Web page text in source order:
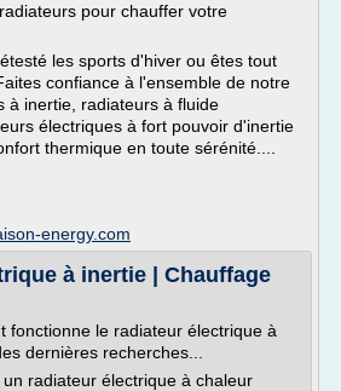
pour chauffer votre
les sports d'hiver ou êtes tout
confiance à l'ensemble de notre
à inertie, radiateurs à fluide
électriques à fort pouvoir d'inertie
thermique en toute sérénité....
energy.com
à inertie | Chauffage
fonctionne le radiateur électrique à
dernières recherches...
radiateur électrique à chaleur